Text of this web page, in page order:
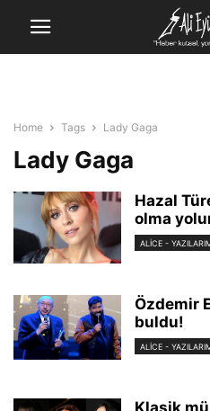
Home Tags Lady Gaga
Lady Gaga
Hazal
olma
ALİCE -
Özdemir
buldu!
ALİCE -
Klasik